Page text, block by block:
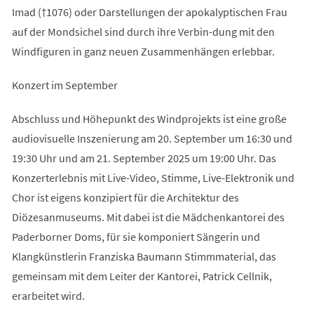
Imad (†1076) oder Darstellungen der apokalyptischen Frau
auf der Mondsichel sind durch ihre Verbin-dung mit den
Windfiguren in ganz neuen Zusammenhängen erlebbar.
Konzert im September
Abschluss und Höhepunkt des Windprojekts ist eine große
audiovisuelle Inszenierung am 20. September um 16:30 und
19:30 Uhr und am 21. September 2025 um 19:00 Uhr. Das
Konzerterlebnis mit Live-Video, Stimme, Live-Elektronik und
Chor ist eigens konzipiert für die Architektur des
Diözesanmuseums. Mit dabei ist die Mädchenkantorei des
Paderborner Doms, für sie komponiert Sängerin und
Klangkünstlerin Franziska Baumann Stimmmaterial, das
gemeinsam mit dem Leiter der Kantorei, Patrick Cellnik,
erarbeitet wird.